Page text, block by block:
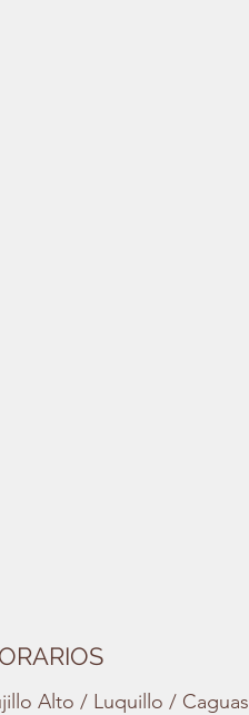
Alto / Luquillo / Caguas